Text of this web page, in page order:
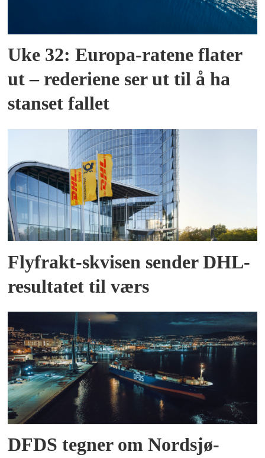
Uke 32: Europa-ratene flater
ut – rederiene ser ut til å ha
stanset fallet
Flyfrakt-skvisen sender DHL-
resultatet til værs
DFDS tegner om Nordsjø-